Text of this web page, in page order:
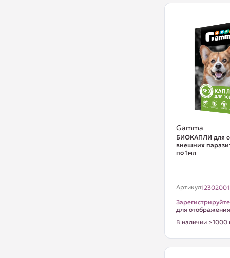
Gamma
БИОКАПЛИ для
внешних
по 1мл
Артикул12302001
для
В наличии >1000